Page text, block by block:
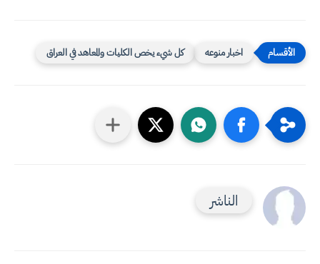
اخبار منوعه كل شيء يخص الكليات والمعاهد في العراق
الناشر